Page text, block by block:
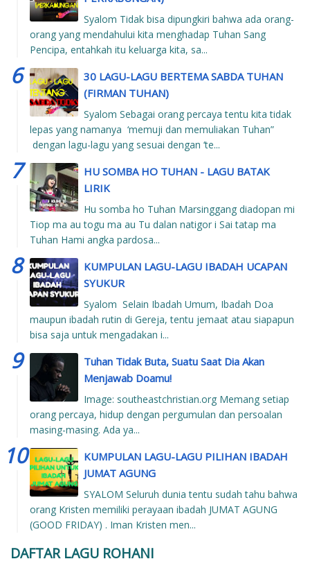
Syalom Tidak bisa dipungkiri bahwa ada orang-
orang yang mendahului kita menghadap Tuhan Sang
Pencipa, entahkah itu keluarga kita, sa...
30 LAGU-LAGU BERTEMA SABDA TUHAN
(FIRMAN TUHAN)
Syalom Sebagai orang percaya tentu kita tidak
lepas yang namanya ‘memuji dan memuliakan Tuhan”
dengan lagu-lagu yang sesuai dengan ‘te...
HU SOMBA HO TUHAN - LAGU BATAK
LIRIK
Hu somba ho Tuhan Marsinggang diadopan mi
Tiop ma au togu ma au Tu dalan natigor i Sai tatap ma
Tuhan Hami angka pardosa...
KUMPULAN LAGU-LAGU IBADAH UCAPAN
SYUKUR
Syalom Selain Ibadah Umum, Ibadah Doa
maupun ibadah rutin di Gereja, tentu jemaat atau siapapun
bisa saja untuk mengadakan i...
Tuhan Tidak Buta, Suatu Saat Dia Akan
Menjawab Doamu!
Image: southeastchristian.org Memang setiap
orang percaya, hidup dengan pergumulan dan persoalan
masing-masing. Ada ya...
KUMPULAN LAGU-LAGU PILIHAN IBADAH
JUMAT AGUNG
SYALOM Seluruh dunia tentu sudah tahu bahwa
orang Kristen memiliki perayaan ibadah JUMAT AGUNG
(GOOD FRIDAY) . Iman Kristen men...
DAFTAR LAGU ROHANI